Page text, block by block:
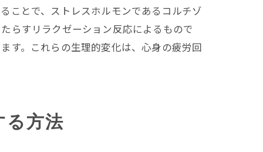
ことで、ストレスホルモンであるコルチゾ
らすリラクゼーション反応によるもので
す。これらの生理的変化は、心身の疲労回
る方法